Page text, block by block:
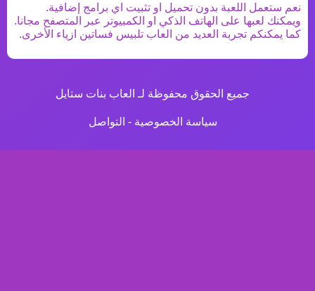
نعم ستعمل اللعبة بدون تحميل او تثبيت اي برامج إضافية.
ويمكنك لعبها على الهاتف الذكي او الكمبيوتر عبر المتصفح مجانا.
كما يمكنكم تجربة العديد من العاب تلبيس فساتين ازياء الأخرى.
جميع الحقوق محفوظة لـ العاب بنات ستايل
سياسة الخصوصية - التواصل